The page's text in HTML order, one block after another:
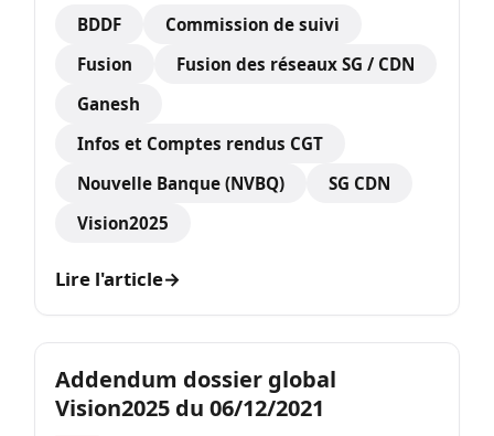
BDDF
Commission de suivi
Fusion
Fusion des réseaux SG / CDN
Ganesh
Infos et Comptes rendus CGT
Nouvelle Banque (NVBQ)
SG CDN
Vision2025
Lire l'article→
Addendum dossier global
Vision2025 du 06/12/2021